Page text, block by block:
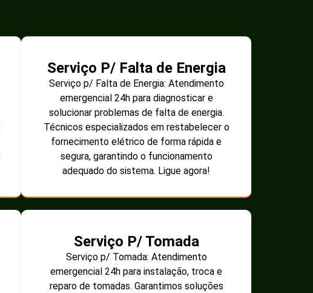
Serviço P/ Falta de Energia
Serviço p/ Falta de Energia: Atendimento
emergencial 24h para diagnosticar e
solucionar problemas de falta de energia.
Técnicos especializados em restabelecer o
fornecimento elétrico de forma rápida e
segura, garantindo o funcionamento
adequado do sistema. Ligue agora!
Serviço P/ Tomada
Serviço p/ Tomada: Atendimento
emergencial 24h para instalação, troca e
reparo de tomadas. Garantimos soluções